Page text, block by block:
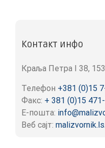
Контакт инфо
Краља Петра I 38,
Телефон +381 (0)15
Факс: + 381 (0)15
Е-пошта:
Веб сајт: